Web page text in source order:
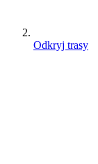
Odkryj trasy